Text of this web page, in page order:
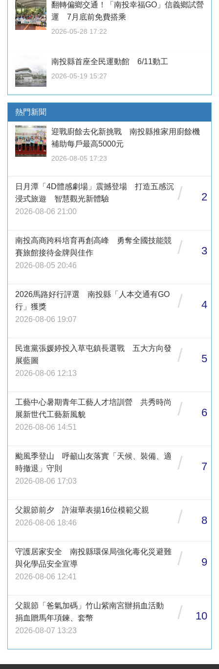
翻轉偏鄉交通！「南投幸福GO」信義鄉試營
運 7月底前免費搭乘
2026-05-28 17:22
南投縣首座全民運動館 6/11動工
2026-05-19 15:27
熱門新聞
迎戰廚餘去化新挑戰 南投縣推家用廚餘機
補助每戶最高5000元
2026-08-05 17:23
日月潭「4D體感劇場」震撼登場 打造五感沉
浸式旅遊 智慧觀光新體驗
2026-08-06 21:00
/ 2
南投高商跨科培育再創高峰 勇奪全國技能競
賽旅館接待金牌與佳作
2026-08-05 20:46
/ 3
2026馬路好行評選 南投縣「人本交通有GO
行」獲獎
2026-08-06 19:07
/ 4
民進黨張媛婷投入草屯鎮長選戰 五大方向發
展藍圖
2026-08-06 12:13
/ 5
工藝中心暑期青年工藝人才培訓營 共秀時尚
展新世代工藝新風貌
2026-08-06 14:51
/ 6
颱風季登山 呼籲山友落實「天候、裝備、適
時撤退」守則
2026-08-06 17:03
/ 7
父親節前夕 許淑華表揚16位模範父親
2026-08-06 18:46
/ 8
守護居家安全 南投縣環保局強化毒化災避難
與化學品安全宣導
2026-08-06 12:41
/ 9
父親節「爸氣加碼」竹山紫南宮辦捐血活動
捐血贈馬年項鍊、套幣
2026-08-07 13:23
/ 10